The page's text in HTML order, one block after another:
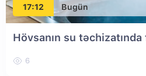
17:12 Bugün
Hövsanın su təchizatında
6